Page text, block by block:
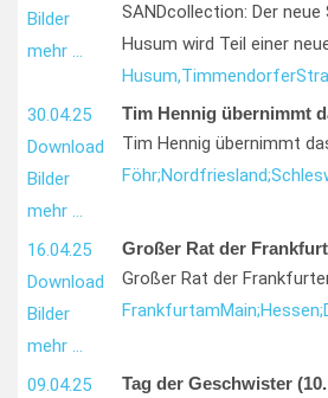
Bilder
mehr …
SANDcollection: Der
Husum wird Teil einer
Husum,Timmendorfer
30.04.25
Download
Bilder
mehr …
Tim Hennig übernimmt
Tim Hennig übernimmt
Föhr;Nordfriesland;
16.04.25
Download
Bilder
mehr …
Großer Rat der
Großer Rat der
FrankfurtamMain;Hessen;
09.04.25
Tag der Geschwister